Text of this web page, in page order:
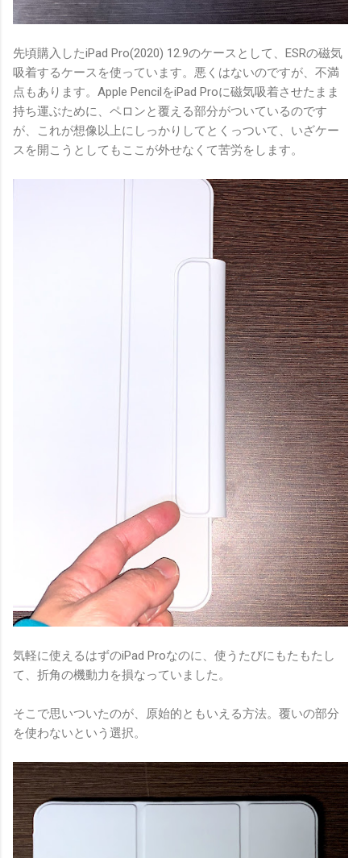
先頃購入したiPad Pro(2020) 12.9のケースとして、ESRの磁気
吸着するケースを使っています。悪くはないのですが、不満
点もあります。Apple PencilをiPad Proに磁気吸着させたまま
持ち運ぶために、ペロンと覆える部分がついているのです
が、これが想像以上にしっかりしてとくっついて、いざケー
スを開こうとしてもここが外せなくて苦労をします。
気軽に使えるはずのiPad Proなのに、使うたびにもたもたし
て、折角の機動力を損なっていました。
そこで思いついたのが、原始的ともいえる方法。覆いの部分
を使わないという選択。